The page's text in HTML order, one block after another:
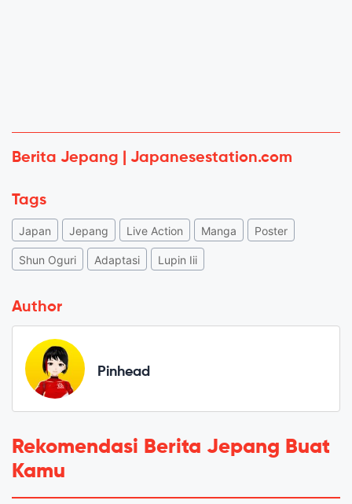
Berita Jepang | Japanesestation.com
Tags
Japan Jepang Live Action Manga Poster
Shun Oguri Adaptasi Lupin Iii
Author
Pinhead
Rekomendasi Berita Jepang Buat
Kamu